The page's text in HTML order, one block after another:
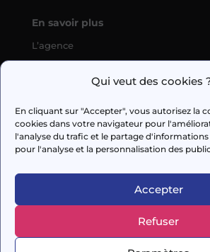
Qui veut des cookies
En cliquant sur "Accepter", vous autorisez la
cookies dans votre navigateur pour
l'analyse du trafic et le partage
pour l'analyse et la personnalisation des
Accepter
Refuser
En savoir plus
L’agence
  